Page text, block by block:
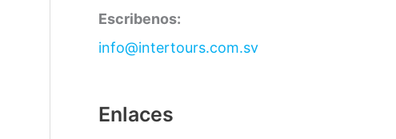
Escribenos:
info@intertours.com.sv
Enlaces